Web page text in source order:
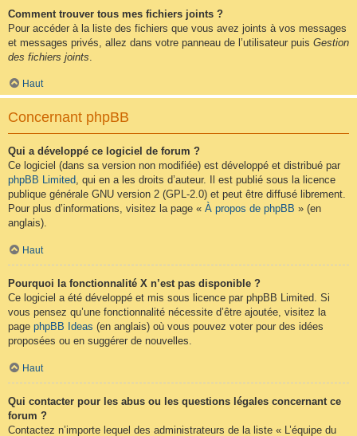
Comment trouver tous mes fichiers joints ?
Pour accéder à la liste des fichiers que vous avez joints à vos messages
et messages privés, allez dans votre panneau de l’utilisateur puis Gestion
des fichiers joints
Haut
Concernant phpBB
Qui a développé ce logiciel de forum ?
Ce logiciel (dans sa version non modifiée) est développé et distribué par
phpBB Limited, qui en a les droits d’auteur. Il est publié sous la licence
publique générale GNU version 2 (GPL-2.0) et peut être diffusé librement.
Pour plus d’informations, visitez la page « À propos de phpBB » (en
anglais).
Haut
Pourquoi la fonctionnalité X n’est pas disponible ?
Ce logiciel a été développé et mis sous licence par phpBB Limited. Si
vous pensez qu’une fonctionnalité nécessite d’être ajoutée, visitez la
page phpBB Ideas (en anglais) où vous pouvez voter pour des idées
proposées ou en suggérer de nouvelles.
Haut
Qui contacter pour les abus ou les questions légales concernant ce
forum ?
Contactez n’importe lequel des administrateurs de la liste « L’équipe du